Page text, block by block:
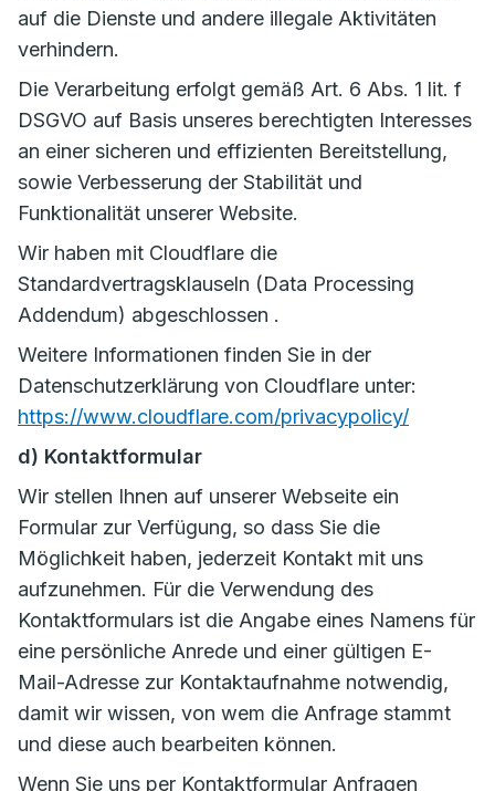
auf die Dienste und andere illegale Aktivitäten
verhindern.
Die Verarbeitung erfolgt gemäß Art. 6 Abs. 1 lit. f
DSGVO auf Basis unseres berechtigten Interesses
an einer sicheren und effizienten Bereitstellung,
sowie Verbesserung der Stabilität und
Funktionalität unserer Website.
Wir haben mit Cloudflare die
Standardvertragsklauseln (Data Processing
Addendum) abgeschlossen .
Weitere Informationen finden Sie in der
Datenschutzerklärung von Cloudflare unter:
https://www.cloudflare.com/privacypolicy/
d) Kontaktformular
Wir stellen Ihnen auf unserer Webseite ein
Formular zur Verfügung, so dass Sie die
Möglichkeit haben, jederzeit Kontakt mit uns
aufzunehmen. Für die Verwendung des
Kontaktformulars ist die Angabe eines Namens für
eine persönliche Anrede und einer gültigen E-
Mail-Adresse zur Kontaktaufnahme notwendig,
damit wir wissen, von wem die Anfrage stammt
und diese auch bearbeiten können.
Wenn Sie uns per Kontaktformular Anfragen